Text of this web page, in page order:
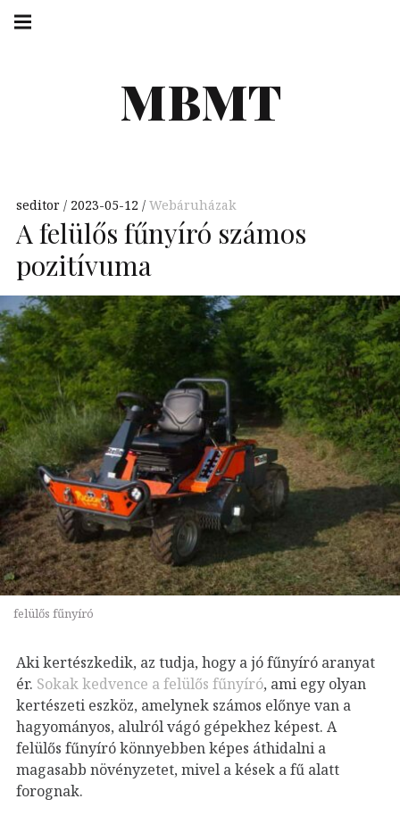
Skip
MBMT
navigation
seditor 2023-05-12 Webáruházak
A felülős fűnyíró számos
pozitívuma
felülős fűnyíró
Aki kertészkedik, az tudja, hogy a jó fűnyíró aranyat
ér. Sokak kedvence a felülős fűnyíró, ami egy olyan
kertészeti eszköz, amelynek számos előnye van a
hagyományos, alulról vágó gépekhez képest. A
felülős fűnyíró könnyebben képes áthidalni a
magasabb növényzetet, mivel a kések a fű alatt
forognak.